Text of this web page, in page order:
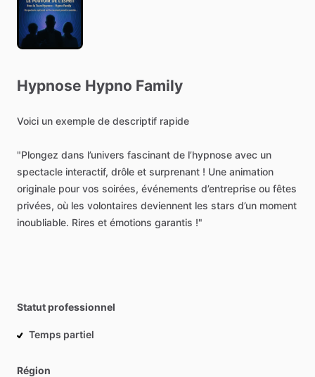
Hypnose Hypno Family
Voici un exemple de descriptif rapide
"Plongez dans l’univers fascinant de l’hypnose avec un
spectacle interactif, drôle et surprenant ! Une animation
originale pour vos soirées, événements d’entreprise ou fêtes
privées, où les volontaires deviennent les stars d’un moment
inoubliable. Rires et émotions garantis !"
Statut professionnel
Temps partiel
Région